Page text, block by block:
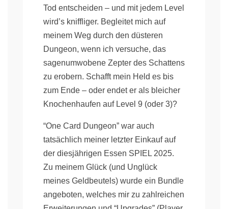
Tod entscheiden – und mit jedem Level
wird’s kniffliger. Begleitet mich auf
meinem Weg durch den düsteren
Dungeon, wenn ich versuche, das
sagenumwobene Zepter des Schattens
zu erobern. Schafft mein Held es bis
zum Ende – oder endet er als bleicher
Knochenhaufen auf Level 9 (oder 3)?
“One Card Dungeon” war auch
tatsächlich meiner letzter Einkauf auf
der diesjährigen Essen SPIEL 2025.
Zu meinem Glück (und Unglück
meines Geldbeutels) wurde ein Bundle
angeboten, welches mir zu zahlreichen